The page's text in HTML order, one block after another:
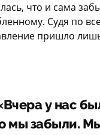
что и сама
Судя по
пришло
у нас
мы забыли.